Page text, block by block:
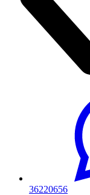
36220656